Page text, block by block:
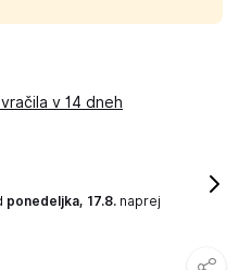
v 14 dneh
ponedeljka, 17.8. naprej